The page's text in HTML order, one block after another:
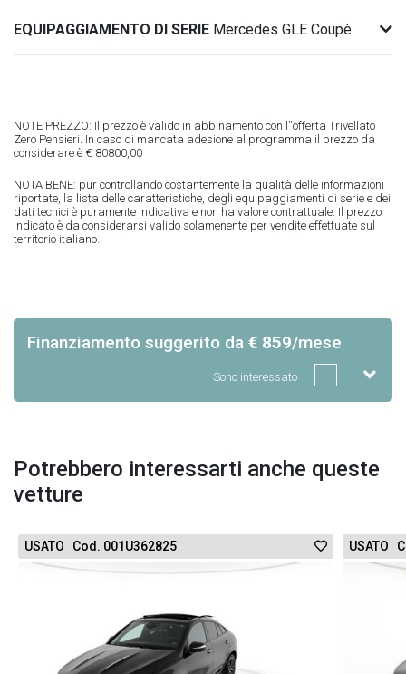
EQUIPAGGIAMENTO DI SERIE Mercedes GLE Coupè
NOTE PREZZO: Il prezzo è valido in abbinamento con l''offerta Trivellato
Zero Pensieri. In caso di mancata adesione al programma il prezzo da
considerare è € 80800,00
NOTA BENE: pur controllando costantemente la qualità delle informazioni
riportate, la lista delle caratteristiche, degli equipaggiamenti di serie e dei
dati tecnici è puramente indicativa e non ha valore contrattuale. Il prezzo
indicato è da considerarsi valido solamenente per vendite effettuate sul
territorio italiano.
Finanziamento suggerito da € 859/mese
Sono interessato
Potrebbero interessarti anche queste
vetture
USATO Cod. 001U362825 USATO